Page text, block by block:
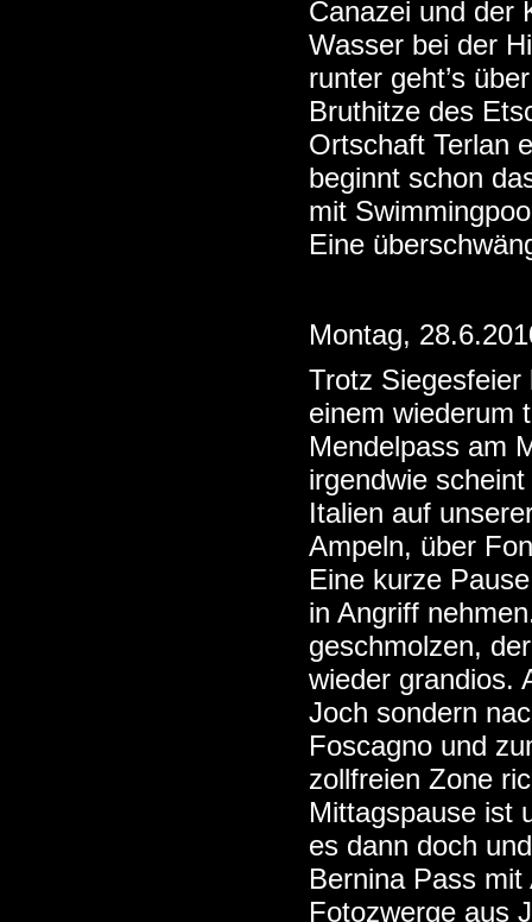
Canazei und der
Wasser bei der
runter geht’s
Bruthitze des
Ortschaft Terlan
beginnt schon
mit
Eine
Montag,
Trotz Siegesfeier
einem wiederum
Mendelpass am
irgendwie
Italien auf
Ampeln, über
Eine kurze
in Angriff
geschmolzen,
wieder grandios.
Joch sondern
Foscagno und
zollfreien Zone
Mittagspause ist
es dann doch
Bernina Pass
Fotozwerge aus